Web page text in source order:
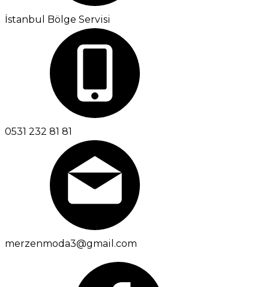
İstanbul Bölge Servisi
0531 232 81 81
merzenmoda3@gmail.com